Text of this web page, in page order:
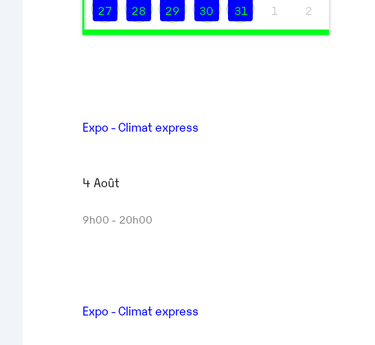
27 28 29 30 31 1 2
Expo - Climat express
4 Août
9h00 - 20h00
Expo - Climat express